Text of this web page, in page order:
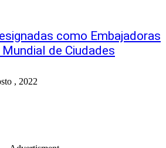
como Embajadoras
de Ciudades
, 2022